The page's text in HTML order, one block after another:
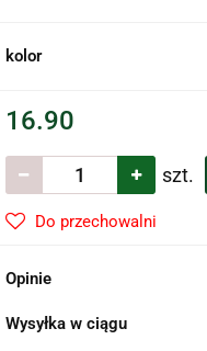
kolor
16.90
szt.
Do przechowalni
Opinie
Wysyłka w ciągu